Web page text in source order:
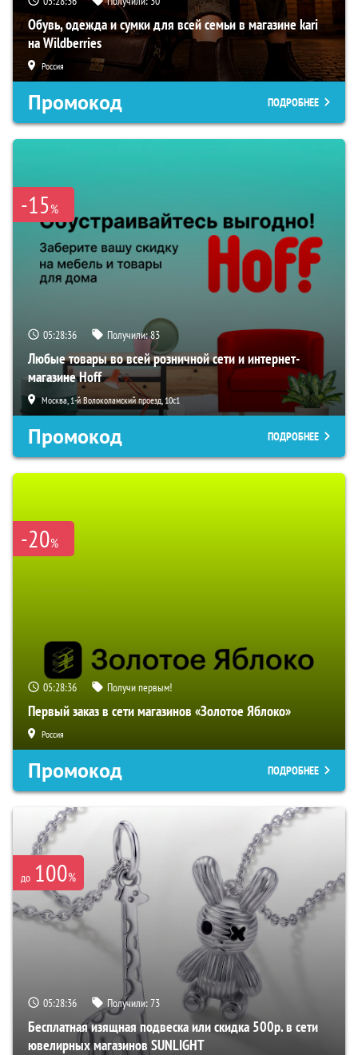
Обувь, одежда и сумки для всей семьи в магазине kari
на Wildberries
Россия
Промокод ПОДРОБНЕЕ
-15%
05:28:34 Получили:83
Любые товары во всей розничной сети и интернет-
магазине Hoff
Москва, 1-й Волоколамский проезд, 10с1
Промокод ПОДРОБНЕЕ
-20%
05:28:34 Получи первым!
Первый заказ в сети магазинов «Золотое Яблоко»
Россия
Промокод ПОДРОБНЕЕ
до 100%
05:28:34 Получили:73
Бесплатная изящная подвеска или скидка 500р. в сети
ювелирных магазинов SUNLIGHT